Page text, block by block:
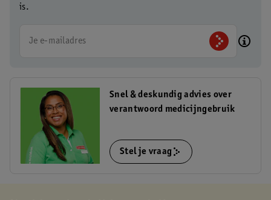
is.
Je e-mailadres
Snel & deskundig advies over
verantwoord medicijngebruik
Stel je vraag